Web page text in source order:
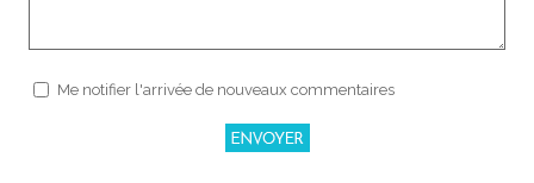
Me notifier l'arrivée de nouveaux commentaires